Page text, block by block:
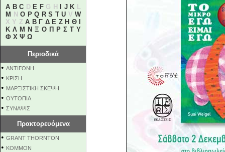
A B C D E FG H J K L
M
N O P Q R S T U V W
X Y ZΑ Β Γ Δ Ε Ζ Η Θ
Κ Λ Μ Ν Ξ Ο Π Ρ Σ Τ Υ
Φ Χ Ψ Ω
Περιοδικά
• ΑΝΤΙΓΟΝΗ
• ΚΡΙΣΗ
• ΜΑΡΞΙΣΤΙΚΗ ΣΚΕΨΗ
• ΟΥΤΟΠΙΑ
• ΣΥΝΑΨΙΣ
Πρακτορευόμενα
• GRANT THORNTON
• KOMMON